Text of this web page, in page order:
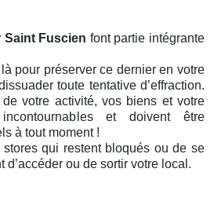
Saint Fuscien font partie intégrante
pour préserver ce dernier en votre
toute tentative d’effraction.
votre activité, vos biens et votre
et doivent être
à tout moment !
stores qui restent bloqués ou de se
d’accéder ou de sortir votre local.